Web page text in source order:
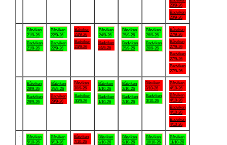
20/9-26
Badviken
20/9-26
Båtviken
21/9-26
Badviken
21/9-26
Båtviken
22/9-26
Badviken
22/9-26
Båtviken
23/9-26
Badviken
23/9-26
Båtviken
24/9-26
Badviken
24/9-26
Båtviken
25/9-26
Badviken
25/9-26
Båtviken
26/9-26
Badviken
26/9-26
Båtviken
27/9-26
Båtviken
27/9-26
Badviken
27/9-26
Badviken
27/9-26
Båtviken
28/9-26
Badviken
28/9-26
Båtviken
29/9-26
Badviken
29/9-26
Båtviken
30/9-26
Badviken
30/9-26
Båtviken
1/10-26
Badviken
1/10-26
Båtviken
2/10-26
Badviken
2/10-26
Båtviken
3/10-26
Badviken
3/10-26
Båtviken
4/10-26
Båtviken
4/10-26
Badviken
4/10-26
Badviken
4/10-26
Båtviken
5/10-26
Båtviken
6/10-26
Båtviken
7/10-26
Båtviken
8/10-26
Båtviken
9/10-26
Båtviken
10/10-26
Båtviken
11/10-26